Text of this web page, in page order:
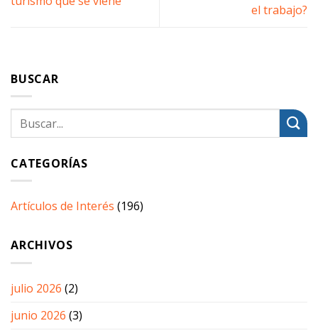
el trabajo?
BUSCAR
CATEGORÍAS
Artículos de Interés (196)
ARCHIVOS
julio 2026 (2)
junio 2026 (3)